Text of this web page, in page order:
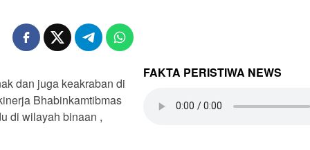
dan juga keakraban di
Bhabinkamtibmas
di wilayah binaan ,
FAKTA PERISTIWA NEWS